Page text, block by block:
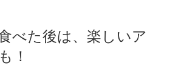
べた後は、楽しいア
！